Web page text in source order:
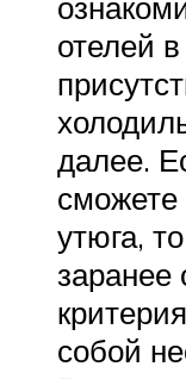
отелей
далее.
утюга,
заранее
собой